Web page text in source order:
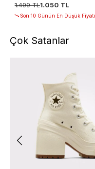
1.499 TL1.050 TL
Son 10 Günün En Düşük Fiyatı
Çok Satanlar